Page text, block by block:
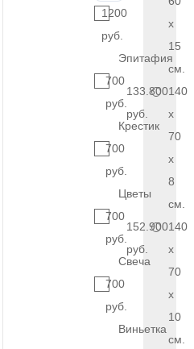
1200
руб.
Эпитафия
700
руб.
Крестик
700
руб.
Цветы
700
руб.
Свеча
700
руб.
Виньетка
x
15
см.
133.800
руб.
140
x
70
x
8
см.
152.900
руб.
140
x
70
x
10
см.